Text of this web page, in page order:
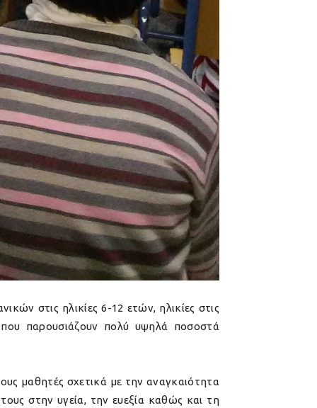
στις ηλικίες 6-12 ετών, ηλικίες στις
παρουσιάζουν πολύ υψηλά ποσοστά
μαθητές σχετικά με την αναγκαιότητα
στην υγεία, την ευεξία καθώς και τη